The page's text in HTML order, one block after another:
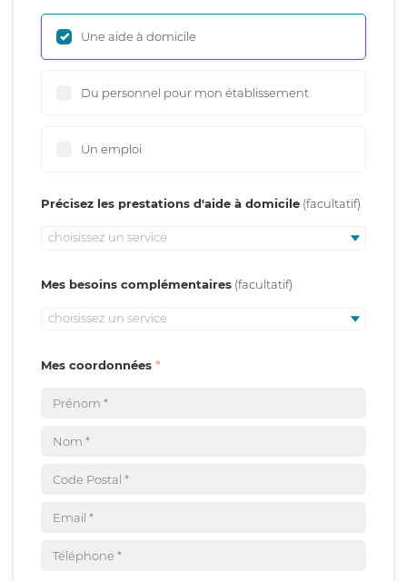
Une aide à domicile
Du personnel pour mon établissement
Un emploi
Précisez les prestations d'aide à domicile
choisissez un service
Mes besoins complémentaires
choisissez un service
Mes coordonnées